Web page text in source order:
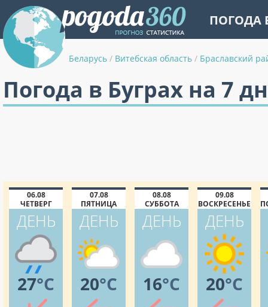
ПОГОДА
Беларусь / Витебская область / Браславский
Погода в Буграх на 7
06.08
ЧЕТВЕРГ
ДЕНЬ
27°C
07.08
ПЯТНИЦА
ДЕНЬ
20°C
08.08
СУББОТА
ДЕНЬ
16°C
09.08
ВОСКРЕСЕНЬЕ
ДЕНЬ
20°C